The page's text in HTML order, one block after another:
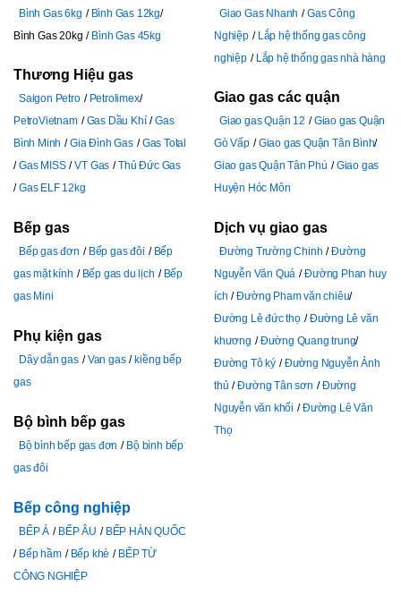
Bình Gas 6kg
Bình Gas 12kg
Bình Gas 20kg
Bình Gas 45kg
Thương Hiệu gas
Saigon Petro
Petrolimex
PetroVietnam
Gas Dầu Khí
Gas
Bình Minh
Gia Đình Gas
Gas Total
Gas MISS
VT Gas
Thủ Đức Gas
Gas ELF 12kg
Bếp gas
Bếp gas đơn Bếp gas đôi
Bếp
gas mặt kính
Bếp gas du lịch
Bếp
gas Mini
Phụ kiện gas
Dây dẫn gas Van gas
kiềng bếp
gas
Bộ bình bếp gas
Bộ bình bếp gas đơn
Bộ bình bếp
gas đôi
Bếp công nghiệp
BẾP Á BẾP ÂU
BẾP HÀN QUỐC
Bếp hầm
Bếp khè
BẾP TỪ
CÔNG NGHIỆP
Giao Gas Nhanh
Gas Công
Nghiệp
Lắp hệ thống gas công
nghiệp
Lắp hệ thống gas nhà hàng
Giao gas các quận
Giao gas Quận 12
Giao gas Quận
Gò Vấp
Giao gas Quận Tân Bình
Giao gas Quận Tân Phú
Giao gas
Huyện Hóc Môn
Dịch vụ giao gas
Đường Trường Chinh
Đường
Nguyễn Văn Quá
Đường Phan huy
ích
Đường Pham văn chiêu
Đường Lê đức thọ
Đường Lê văn
khương
Đường Quang trung
Đường Tô ký
Đường Nguyễn Ảnh
thủ
Đường Tân sơn
Đường
Nguyễn văn khối
Đường Lê Văn
Thọ